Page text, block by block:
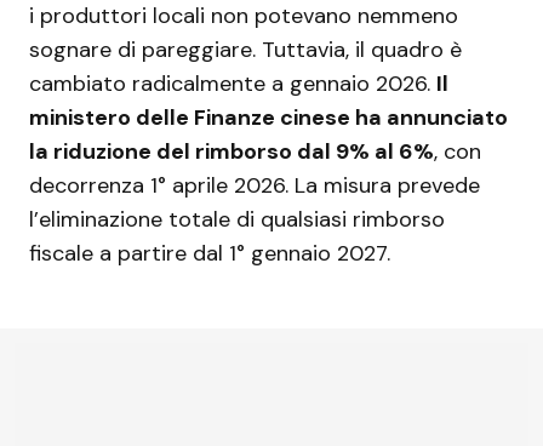
i produttori locali non potevano nemmeno
sognare di pareggiare. Tuttavia, il quadro è
cambiato radicalmente a gennaio 2026. Il
ministero delle Finanze cinese ha annunciato
la riduzione del rimborso dal 9% al 6%, con
decorrenza 1° aprile 2026. La misura prevede
l’eliminazione totale di qualsiasi rimborso
fiscale a partire dal 1° gennaio 2027.